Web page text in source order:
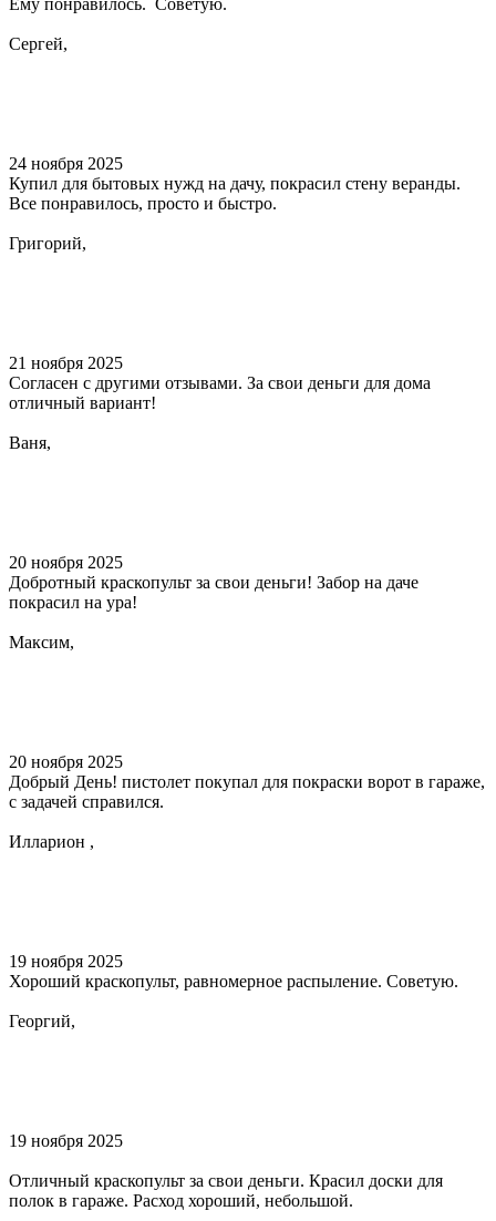
Сергей,
24 ноября 2025
Купил для бытовых нужд на дачу, покрасил стену веранды.
Все понравилось, просто и быстро.
Григорий,
21 ноября 2025
Согласен с другими отзывами. За свои деньги для дома
отличный вариант!
Ваня,
20 ноября 2025
Добротный краскопульт за свои деньги! Забор на даче
покрасил на ура!
Максим,
20 ноября 2025
Добрый День! пистолет покупал для покраски ворот в гараже,
с задачей справился.
Илларион ,
19 ноября 2025
Хороший краскопульт, равномерное распыление. Советую.
Георгий,
19 ноября 2025
Отличный краскопульт за свои деньги. Красил доски для
полок в гараже. Расход хороший, небольшой.